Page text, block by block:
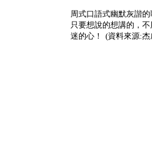
周式口語式幽默灰諧
只要想說的想講的，
迷的心！ (資料來源:杰